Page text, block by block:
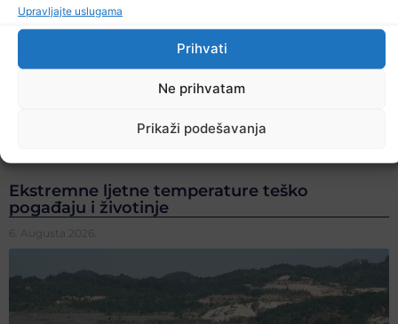
Upravljajte uslugama
Prihvati
Ne prihvatam
Prikaži podešavanja
Ekstremne ljetne temperature teško
pogađaju i životinje
6. Augusta 2026.